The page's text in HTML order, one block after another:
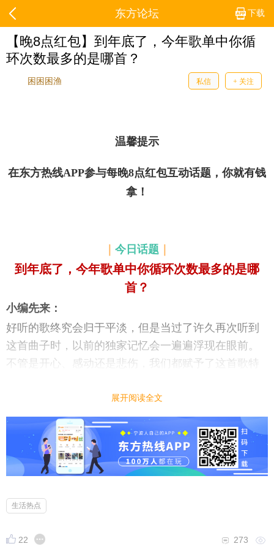
下载
东方论坛
【晚8点红包】到年底了，今年歌单中你循
环次数最多的是哪首？
困困困渔 私信 + 关注
温馨提示
在东方热线APP参与每晚8点红包互动话题，你就有钱
拿 ！
今日话题
到年底了，今年歌单中你循环次数最多的是哪
首？
小编先来：
好听的歌终究会归于平淡，但是当过了许久再次听到
这首曲子时，以前的独家记忆会一遍遍浮现在眼前。
不管是开心、感动还是悲伤，我们都赋予了这首歌特
是循环播放，到年底了，今年歌单中你循环次数最多
的是哪首呢？
提示：回复之后就能看到红包，点击下方“开”即可领
取红包~
展开阅读全文
生活热点
22 273